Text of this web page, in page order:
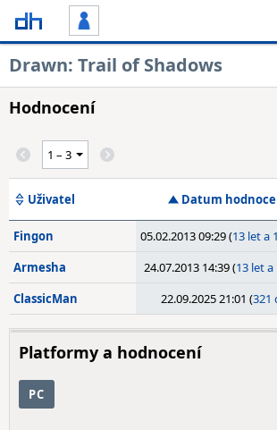
Drawn: Trail of Shadows
Hodnocení
Uživatel Datum
Fingon
05.02.2013 09:29 (13 let a
Armesha 24.07.2013 14:39 (13 let a
ClassicMan 22.09.2025 21:01 (321
Platformy a hodnocení
PC